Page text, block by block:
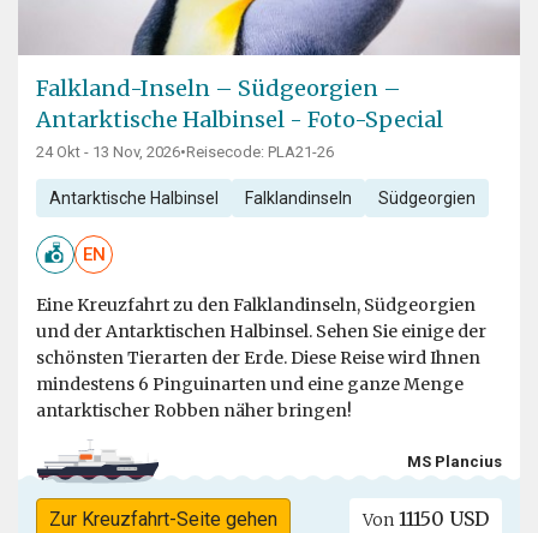
Falkland-Inseln – Südgeorgien –
Antarktische Halbinsel - Foto-Special
24 Okt - 13 Nov, 2026•Reisecode: PLA21-26
Antarktische Halbinsel Falklandinseln Südgeorgien
EN
Eine Kreuzfahrt zu den Falklandinseln, Südgeorgien
und der Antarktischen Halbinsel. Sehen Sie einige der
schönsten Tierarten der Erde. Diese Reise wird Ihnen
mindestens 6 Pinguinarten und eine ganze Menge
antarktischer Robben näher bringen!
MS Plancius
Zur Kreuzfahrt-Seite gehen Von 11150 USD